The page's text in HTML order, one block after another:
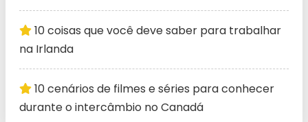
10 coisas que você deve saber para trabalhar
na Irlanda
10 cenários de filmes e séries para conhecer
durante o intercâmbio no Canadá